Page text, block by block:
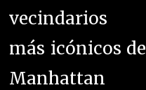
vecindarios
más icónicos de
Manhattan